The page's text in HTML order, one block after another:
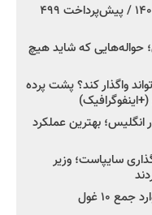
فروش کوییک اس از امروز در مرداد ۱۴۰۵ / پیش‌پرداخت ۴۹۹
حواله‌هایی که شاید هیچ
واگذار کند؟ پشت پرده
بهترین عملکرد
سایپاست؛ وزیر
۳ خودروساز چینی برای نخستین بار وارد جمع ۱۰ غول